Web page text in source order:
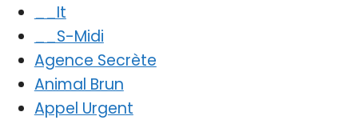
__It
__S-Midi
Agence Secrète
Animal Brun
Appel Urgent